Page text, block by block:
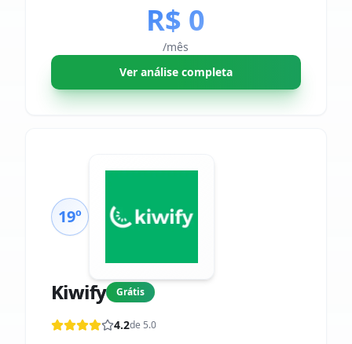
R$ 0
/mês
Ver análise completa
19º
Kiwify Grátis
4.2de 5.0